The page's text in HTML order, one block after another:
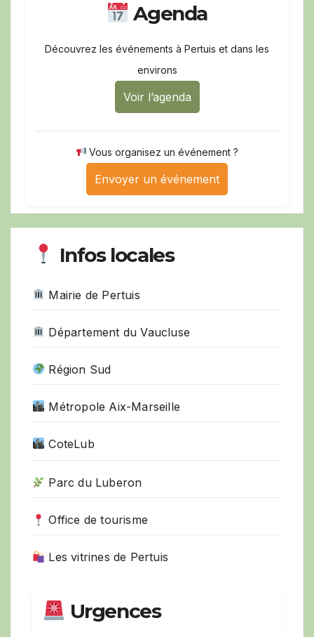
Agenda
Découvrez les événements à Pertuis et dans les
environs
Voir l’agenda
Vous organisez un événement ?
Envoyer un événement
Infos locales
Mairie de Pertuis
Département du Vaucluse
Région Sud
Métropole Aix-Marseille
CoteLub
Parc du Luberon
Office de tourisme
Les vitrines de Pertuis
Urgences